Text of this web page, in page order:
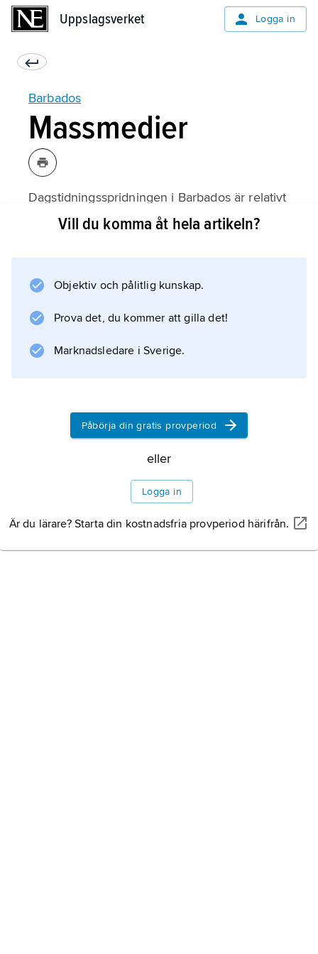
Uppslagsverket Logga in
Barbados
Massmedier
Dagstidningsspridningen i Barbados är relativt
stor. Det finns två dagliga tidningar: The
Information om artikeln
Vill du komma åt hela artikeln?
Objektiv och pålitlig kunskap.
Prova det, du kommer att gilla det!
Marknadsledare i Sverige.
Påbörja din gratis provperiod
eller
Logga in
Är du lärare? Starta din kostnadsfria provperiod härifrån.